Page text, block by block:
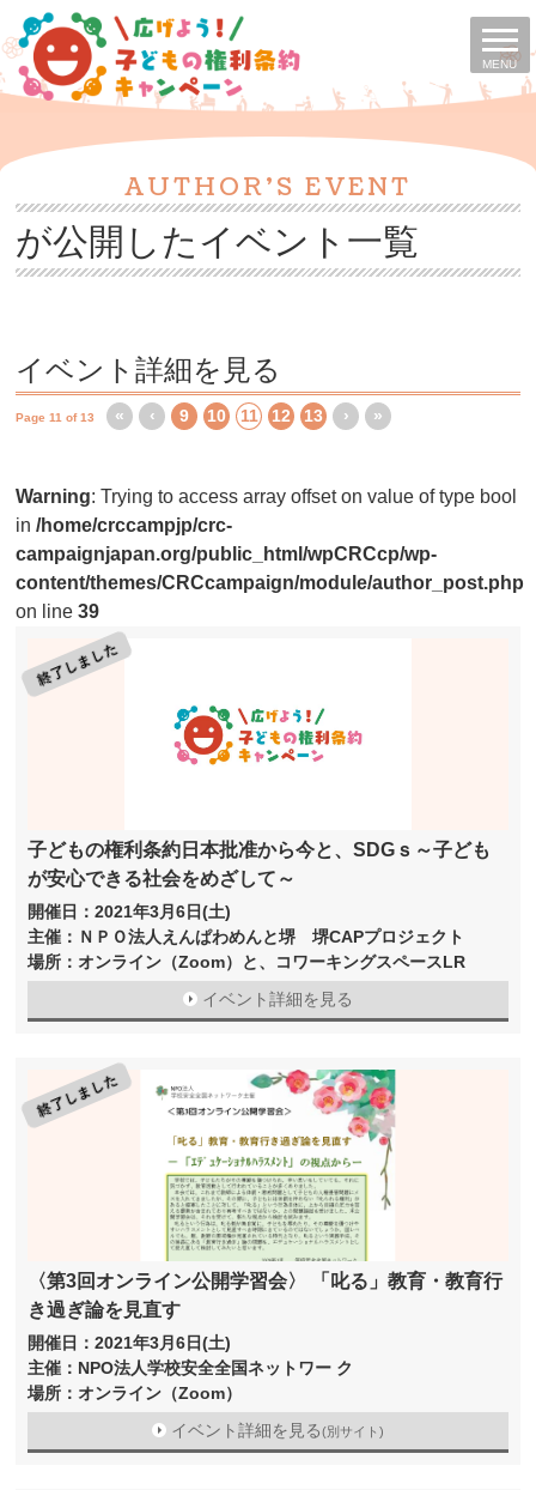
MENU
AUTHOR'S EVENT
が公開したイベント一覧
イベント詳細を見る
Page 11 of 13 « ‹ 9 10 11 12 13 › »
Warning: Trying to access array offset on value of type bool
in/home/crccampjp/crc-
campaignjapan.org/public_html/wpCRCcp/wp-
content/themes/CRCcampaign/module/author_post.php
on line39
子どもの権利条約日本批准から今と、SDGｓ～子ども
が安心できる社会をめざして～
開催日：2021年3月6日(土)
主催：ＮＰＯ法人えんぱわめんと堺 堺CAPプロジェクト
場所：オンライン（Zoom）と、コワーキングスペースLR
イベント詳細を見る
〈第3回オンライン公開学習会〉 「叱る」教育・教育行
き過ぎ論を見直す
開催日：2021年3月6日(土)
主催：NPO法人学校安全全国ネットワー ク
場所：オンライン（Zoom）
イベント詳細を見る(別サイト)